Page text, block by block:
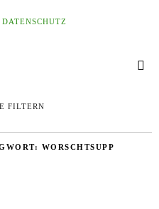
DATENSCHUTZ
FILTERN
WORSCHTSUPP